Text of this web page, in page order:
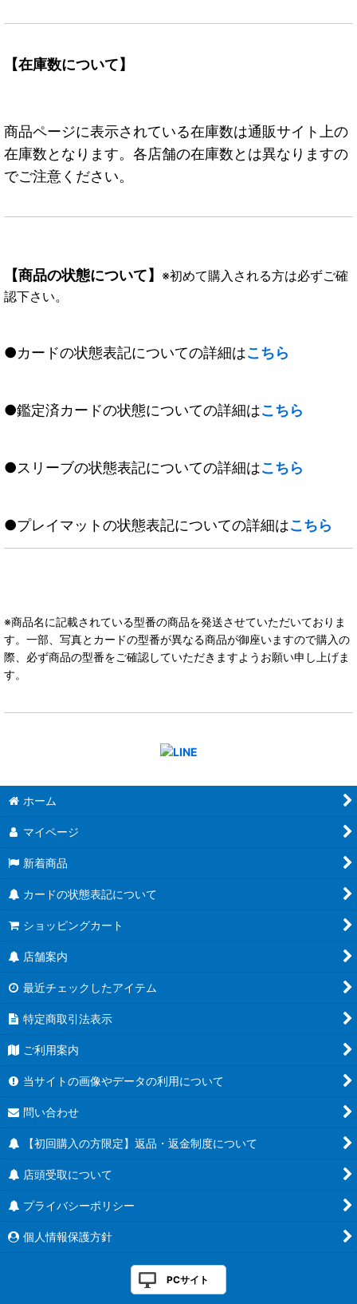
【在庫数について】
商品ページに表示されている在庫数は通販サイト上の
在庫数となります。各店舗の在庫数とは異なりますの
でご注意ください。
【商品の状態について】 ※初めて購入される方は必ずご確
認下さい。
●カードの状態表記についての詳細はこちら
●鑑定済カードの状態についての詳細はこちら
●スリーブの状態表記についての詳細はこちら
●プレイマットの状態表記についての詳細はこちら
※商品名に記載されている型番の商品を発送させていただいておりま
す。一部、写真とカードの型番が異なる商品が御座いますので購入の
際、必ず商品の型番をご確認していただきますようお願い申し上げま
す。
ホーム
マイページ
新着商品
カードの状態表記について
ショッピングカート
店舗案内
最近チェックしたアイテム
特定商取引法表示
ご利用案内
当サイトの画像やデータの利用について
問い合わせ
【初回購入の方限定】返品・返金制度について
店頭受取について
プライバシーポリシー
個人情報保護方針
PCサイト